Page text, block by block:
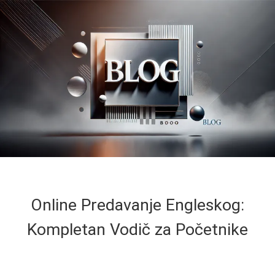
Online Predavanje Engleskog:
Kompletan Vodič za Početnike